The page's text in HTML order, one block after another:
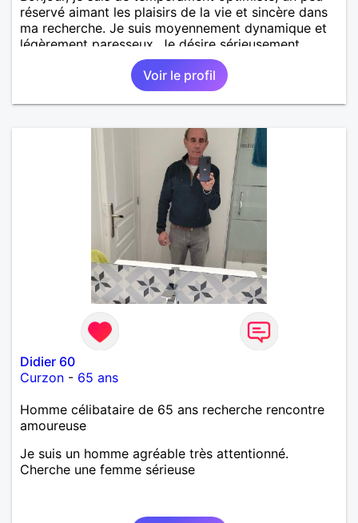
réservé aimant les plaisirs de la vie et sincère dans
ma recherche. Je suis moyennement dynamique et
légèrement paresseux. Je désire sérieusement
m'investir dans une relation durable.
Voir le profil
Didier 60
Curzon - 65 ans
Homme célibataire de 65 ans recherche rencontre
amoureuse
Je suis un homme agréable très attentionné.
Cherche une femme sérieuse